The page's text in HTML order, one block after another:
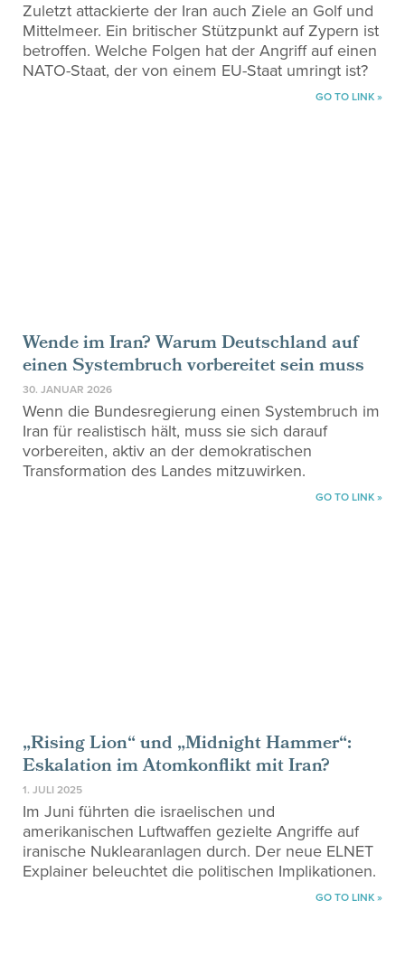
Zuletzt attackierte der Iran auch Ziele an Golf und
Mittelmeer. Ein britischer Stützpunkt auf Zypern ist
betroffen. Welche Folgen hat der Angriff auf einen
NATO-Staat, der von einem EU-Staat umringt ist?
GO TO LINK »
Wende im Iran? Warum Deutschland auf
einen Systembruch vorbereitet sein muss
30. JANUAR 2026
Wenn die Bundesregierung einen Systembruch im
Iran für realistisch hält, muss sie sich darauf
vorbereiten, aktiv an der demokratischen
Transformation des Landes mitzuwirken.
GO TO LINK »
„Rising Lion“ und „Midnight Hammer“:
Eskalation im Atomkonflikt mit Iran?
1. JULI 2025
Im Juni führten die israelischen und
amerikanischen Luftwaffen gezielte Angriffe auf
iranische Nuklearanlagen durch. Der neue ELNET
Explainer beleuchtet die politischen Implikationen.
GO TO LINK »